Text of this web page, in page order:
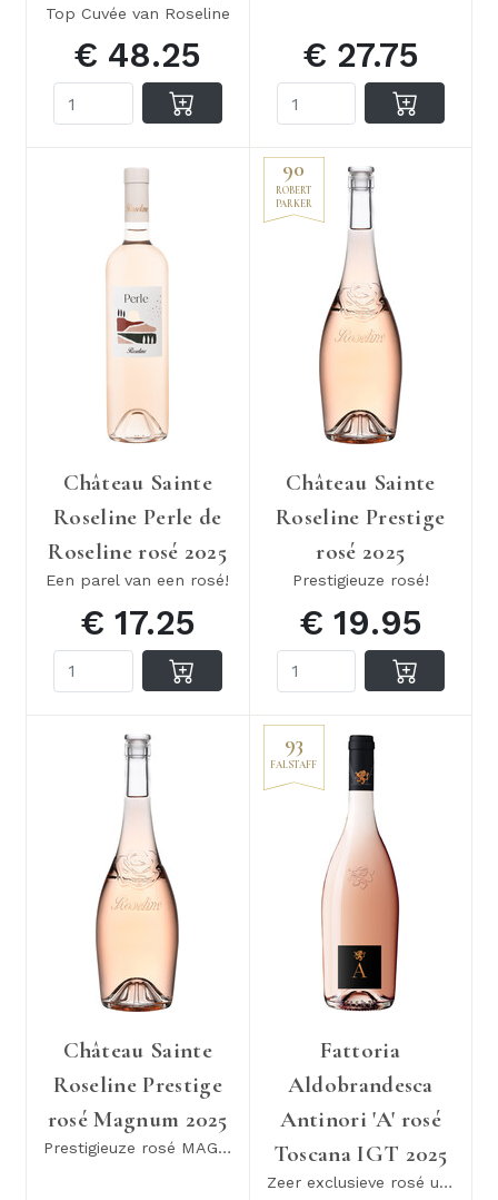
Top Cuvée van Roseline
€ 48.25 € 27.75
Château Sainte
Roseline Perle de
Roseline rosé 2025
Een parel van een rosé!
€ 17.25
90
ROBERT
PARKER
Château Sainte
Roseline Prestige
rosé 2025
Prestigieuze rosé!
€ 19.95
Château Sainte
Roseline Prestige
rosé Magnum 2025
Prestigieuze rosé MAGNUM!
93
FALSTAFF
Fattoria
Aldobrandesca
Antinori 'A' rosé
Toscana IGT 2025
Zeer exclusieve rosé uit Italië